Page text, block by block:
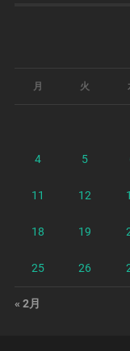
月 火
4 5
11 12
18 19
25 26
« 2月